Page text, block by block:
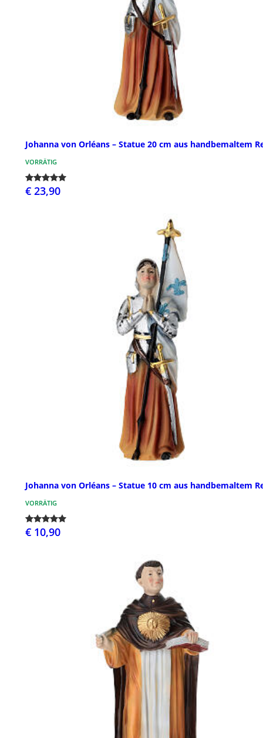
Johanna von Orléans – Statue 20 cm aus handbemaltem
VORRÄTIG
€ 23,90
Johanna von Orléans – Statue 10 cm aus handbemaltem
VORRÄTIG
€ 10,90